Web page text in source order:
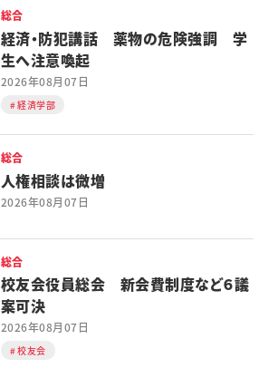
総合
経済・防犯講話 薬物の危険強調 学
生へ注意喚起
2026年08月07日
経済学部
総合
人権相談は微増
2026年08月07日
総合
校友会役員総会 新会費制度など６議
案可決
2026年08月07日
校友会